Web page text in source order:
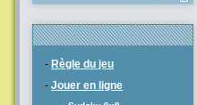
- Règle du jeu
- Jouer en ligne